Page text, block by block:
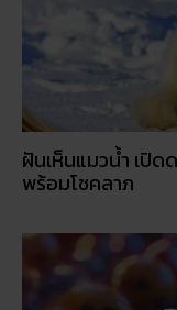
ฝันเห็นแมวน้ำ เปิด
พร้อมโชคลาภ